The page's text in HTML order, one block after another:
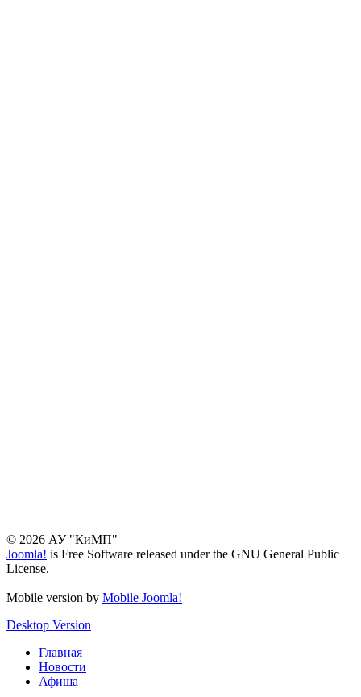
© 2026 АУ "КиМП"
Joomla! is Free Software released under the GNU General Public
License.
Mobile version by Mobile Joomla!
Desktop Version
Главная
Новости
Афиша